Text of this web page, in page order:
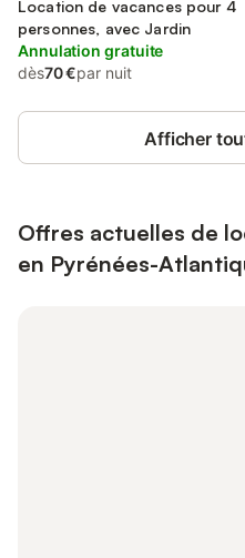
Location de vacances pour 4
personnes, avec Jardin
Annulation gratuite
dès70 €par nuit
Afficher
Offres actuelles de
en Pyrénées-